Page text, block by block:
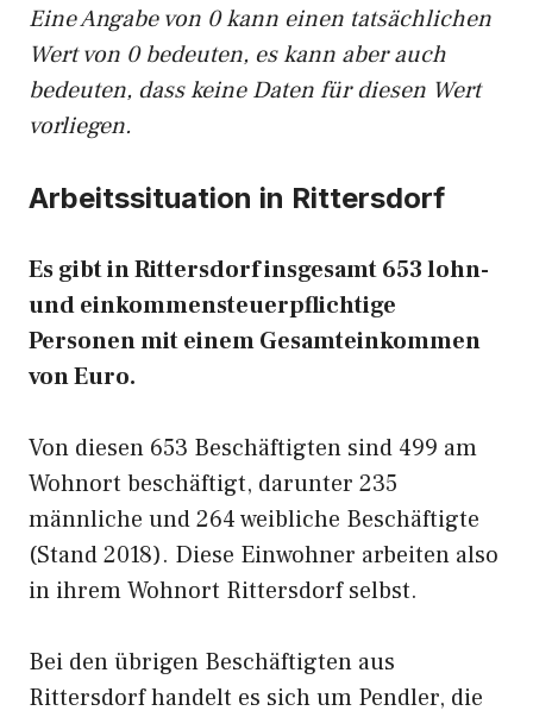
Eine Angabe von 0 kann einen tatsächlichen
Wert von 0 bedeuten, es kann aber auch
bedeuten, dass keine Daten für diesen Wert
vorliegen.
Arbeitssituation in Rittersdorf
Es gibt in Rittersdorf insgesamt 653 lohn-
und einkommensteuerpflichtige
Personen mit einem Gesamteinkommen
von Euro.
Von diesen 653 Beschäftigten sind 499 am
Wohnort beschäftigt, darunter 235
männliche und 264 weibliche Beschäftigte
(Stand 2018). Diese Einwohner arbeiten also
in ihrem Wohnort Rittersdorf selbst.
Bei den übrigen Beschäftigten aus
Rittersdorf handelt es sich um Pendler, die